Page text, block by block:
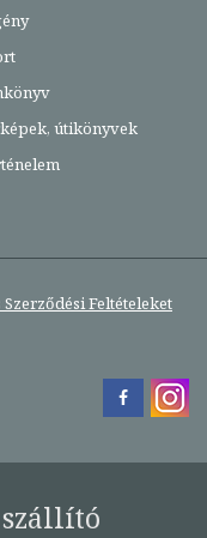
útikönyvek
Szerződési Feltételeket